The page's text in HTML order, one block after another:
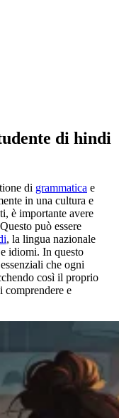
di hindi
di grammatica e
in una cultura e
è importante avere
può essere
, la lingua nazionale
idiomi. In questo
che ogni
così il proprio
comprendere e